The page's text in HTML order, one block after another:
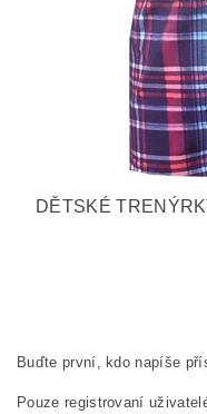
DĚTSKÉ
Buďte první, kdo napíše
Pouze registrovaní